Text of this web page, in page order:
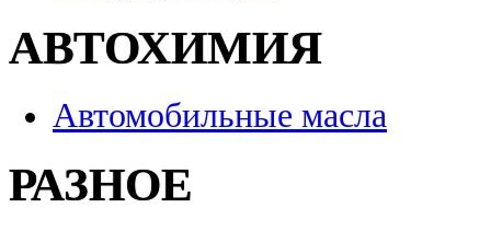
АВТОХИМИЯ
Автомобильные масла
РАЗНОЕ